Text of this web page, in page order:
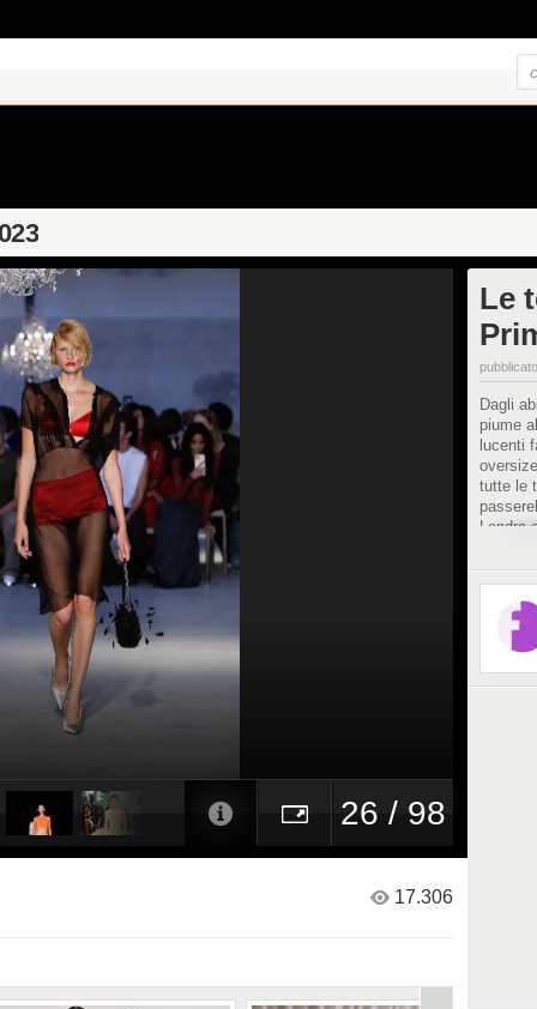
26 / 98
Le
Dagli
piume
lucenti
tutte le
Londra
17.306